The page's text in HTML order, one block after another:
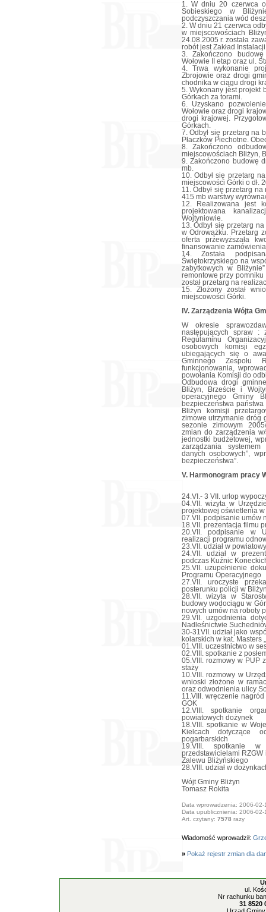
1. W dniu 20 czerwca
Sobieskiego w
podczyszczania wód
2. W dniu 21 czerwca
w miejscowościach
24.08.2005 r. została
robót jest Zakład
3. Zakończono
Wołowie II etap oraz ul.
4. Trwa wykonanie
Zbrojowie oraz drogi
chodnika w ciągu drogi
5. Wykonany jest projekt
Górkach za torami.
6. Uzyskano
Wołowie oraz drogi
drogi krajowej.
Górkach.
7. Odbył się przetarg na
Płaczków Piechotne.
8. Zakończono
miejscowościach Bliżyn,
9. Zakończono budowę
mb.
10. Odbył się przetarg
miejscowości Górki o dł.
11. Odbył się przetarg
415 mb warstwy
12. Realizowana jest
projektowana
Wojtyniowie.
13. Odbył się przetarg
w Odrowążku. Przetarg
oferta przewyższała
finansowanie
14. Została
Świętokrzyskiego na
zabytkowych w
remontowe przy pomniku
został przetarg na
15. Złożony został
miejscowości Górki.
IV. Zarządzenia Wójta
W okresie
następujących spraw :
Regulaminu
osobowych komisji
ubiegających się o
Gminnego Zespołu
funkcjonowania,
powołania Komisji do
Odbudowa drogi
Bliżyn, Brzeście i
operacyjnego Gminy
bezpieczeństwa
Bliżyn komisji
zimowe utrzymanie dróg
sezonie zimowym
zmian do zarządzenia
jednostki budżetowej,
zarządzania
danych osobowych”,
bezpieczeństwa”.
V. Harmonogram pracy
24.VI.- 3 VII. urlop
04.VII. wizyta w
projektowej oświetlenia w
07.VII. podpisanie umów
18.VII. prezentacja filmu
20.VII. podpisanie w
realizacji programu
23.VII. udział w
24.VII. udział w
podczas Kuźnic
25.VII. uzupełnienie
Programu Operacyjnego
27.VII. uroczyste
posterunku policji w
28.VII. wizyta w
budowy wodociągu w
nowych umów na roboty
29.VII. uzgodnienia
Nadleśnictwie
30-31VII. udział jako
kolarskich w kat. Masters
01.VIII. uczestnictwo w
02.VIII. spotkanie z
05.VIII. rozmowy w PUP
staży
10.VIII. rozmowy w
wnioski złożone w
oraz odwodnienia ulicy
11.VIII. wręczenie
GOK
12.VIII. spotkanie
powiatowych dożynek
18.VIII. spotkanie w
Kielcach dotyczące
pogarbarskich
19.VIII. spotkanie
przedstawicielami
Zalewu Bliżyńskiego
28.VIII. udział w
Wójt Gminy Bliżyn
Tomasz Rokita
Data wprowadzenia: 2006-02-
Data upublicznienia: 2006-02-
Art. czytany: 7578 razy
Wiadomość wprowadził:
» Pokaż rejestr zmian dla
ul.
Nr rachunku
31 8520